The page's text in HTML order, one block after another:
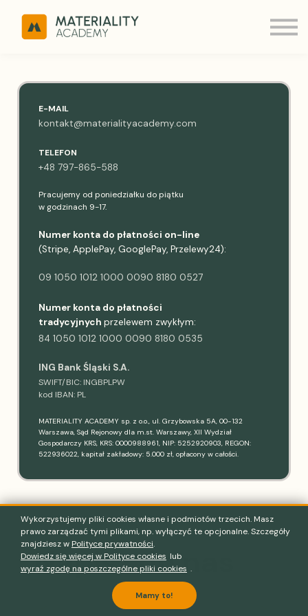
ESRS Q&A
MATERIALITY
E-MAIL
kontakt@materialityacademy.com
TELEFON
+48 797-865-588
Pracujemy od poniedziałku do piątku
w godzinach 9-17.
Numer konta do płatności on-line
(Stripe, ApplePay, GooglePay, Przelewy24):
09 1050 1012 1000 0090 8180 0527
Numer konta do płatności
tradycyjnych przelewem zwykłym:
84 1050 1012 1000 0090 8180 0535
ING Bank Śląski S.A.
SWIFT/BIC: INGBPLPW
kod IBAN: PL
MATERIALITY ACADEMY sp. z o.o., ul. Grzybowska 5A, 00-132
Warszawa, Sąd Rejonowy dla m.st. Warszawy, XII Wydział
Gospodarczy KRS, KRS: 0000988961, NIP: 5252920903, REGON:
522936022, kapitał zakładowy: 5.000 zł, opłacony w całości.
Napisz do nas
Wykorzystujemy pliki cookies własne i podmiotów trzecich. Masz
prawo zarządzać tymi plikami, np. wyłączyć te opcjonalne. Szczegóły
znajdziesz w Polityce prywatności.
Dowiedz się więcej w Polityce cookies lub
wyraź zgodę na poszczególne pliki cookies .
Mamy to!